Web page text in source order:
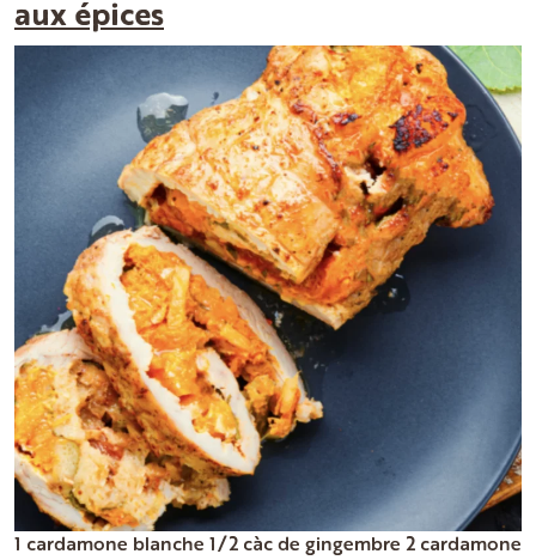
aux épices
1 cardamone blanche 1/2 càc de gingembre 2 cardamone